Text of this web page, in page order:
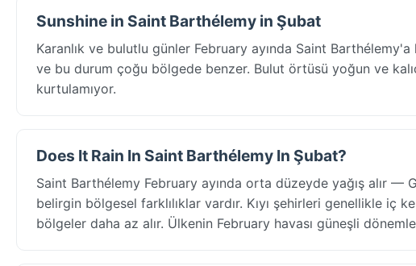
Sunshine in Saint Barthélemy in Şubat
Karanlık ve bulutlu günler February ayında Saint
ve bu durum çoğu bölgede benzer. Bulut örtüsü yoğun ve
kurtulamıyor.
Does It Rain In Saint Barthélemy In Şubat?
Saint Barthélemy February ayında orta düzeyde yağış alır —
belirgin bölgesel farklılıklar vardır. Kıyı şehirleri genellikle iç
bölgeler daha az alır. Ülkenin February havası güneşli